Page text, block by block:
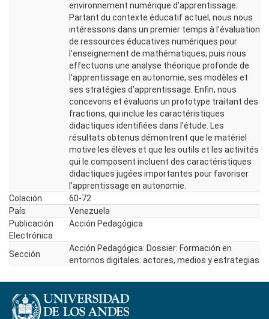
environnement numérique d’apprentissage.
Partant du contexte éducatif actuel, nous nous
intéressons dans un premier temps à l’évaluation
de ressources éducatives numériques pour
l’enseignement de mathématiques; puis nous
effectuons une analyse théorique profonde de
l’apprentissage en autonomie, ses modèles et
ses stratégies d’apprentissage. Enfin, nous
concevons et évaluons un prototype traitant des
fractions, qui inclue les caractéristiques
didactiques identifiées dans l’étude. Les
résultats obtenus démontrent que le matériel
motive les élèves et que les outils et les activités
qui le composent incluent des caractéristiques
didactiques jugées importantes pour favoriser
l’apprentissage en autonomie.
Colación
60-72
País
Venezuela
Publicación
Electrónica
Acción Pedagógica
Sección
Acción Pedagógica: Dossier: Formación en
entornos digitales: actores, medios y estrategias